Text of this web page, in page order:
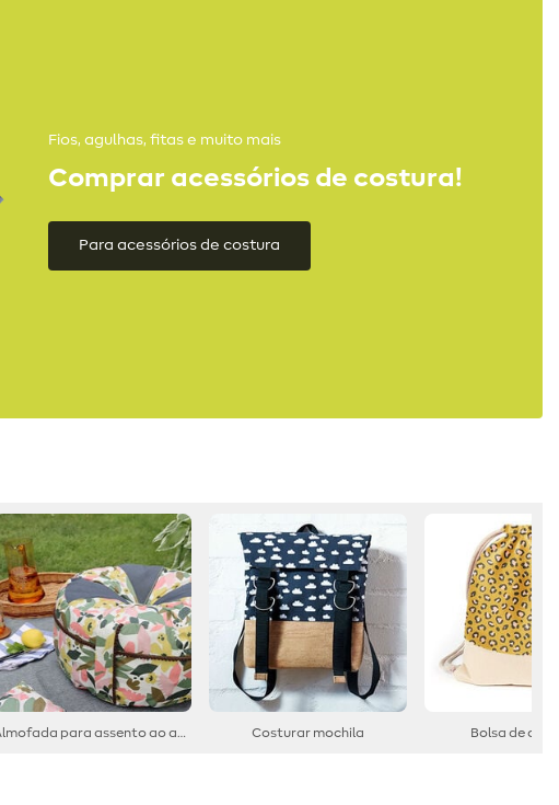
Fios, agulhas, fitas e muito mais
Comprar acessórios de costura!
Para acessórios de costura
Almofada para assento ao ar livre Costurar mochila Bolsa de